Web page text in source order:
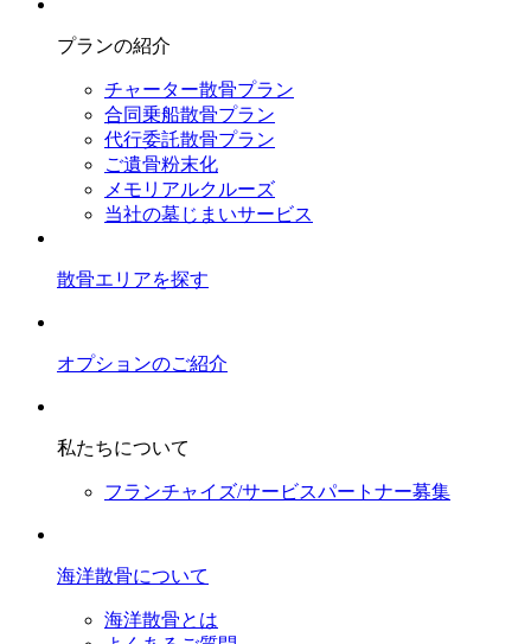
プランの紹介
チャーター散骨プラン
合同乗船散骨プラン
代行委託散骨プラン
ご遺骨粉末化
メモリアルクルーズ
当社の墓じまいサービス
散骨エリアを探す
オプションのご紹介
私たちについて
フランチャイズ/サービスパートナー募集
海洋散骨について
海洋散骨とは